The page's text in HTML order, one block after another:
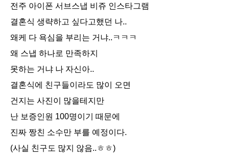
전주 아이폰 서브스냅 비쥬 인스타그램
결혼식 생략하고 싶다고했던 나..
왜케 다 욕심을 부리는 거냐..ㅋㅋㅋ
왜 스냅 하나로 만족하지
못하는 거냐 나 자신아..
결혼식에 친구들이라도 많이 오면
건지는 사진이 많을테지만
난 보증인원 100명이기 때문에
진짜 짱친 소수만 부를 예정이다.
(사실 친구도 많지 않음..ㅎㅎ)